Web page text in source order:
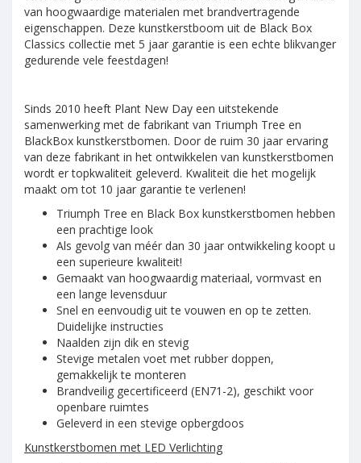
van hoogwaardige materialen met brandvertragende
eigenschappen. Deze kunstkerstboom uit de Black Box
Classics collectie met 5 jaar garantie is een echte blikvanger
gedurende vele feestdagen!
Sinds 2010 heeft Plant New Day een uitstekende
samenwerking met de fabrikant van Triumph Tree en
BlackBox kunstkerstbomen. Door de ruim 30 jaar ervaring
van deze fabrikant in het ontwikkelen van kunstkerstbomen
wordt er topkwaliteit geleverd. Kwaliteit die het mogelijk
maakt om tot 10 jaar garantie te verlenen!
Triumph Tree en Black Box kunstkerstbomen hebben
een prachtige look
Als gevolg van méér dan 30 jaar ontwikkeling koopt u
een superieure kwaliteit!
Gemaakt van hoogwaardig materiaal, vormvast en
een lange levensduur
Snel en eenvoudig uit te vouwen en op te zetten.
Duidelijke instructies
Naalden zijn dik en stevig
Stevige metalen voet met rubber doppen,
gemakkelijk te monteren
Brandveilig gecertificeerd (EN71-2), geschikt voor
openbare ruimtes
Geleverd in een stevige opbergdoos
Kunstkerstbomen met LED Verlichting